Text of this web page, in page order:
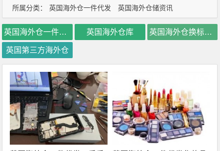
所属分类： 英国海外仓一件代发 英国海外仓储资讯
英国海外仓一件代发 英国海外仓库 英国海外仓换标价格
英国第三方海外仓